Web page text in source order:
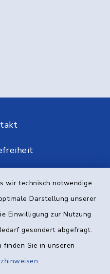
wir technisch notwendige
Darstellung unserer
Einwilligung zur Nutzung
gesondert abgefragt.
finden Sie in unseren
.